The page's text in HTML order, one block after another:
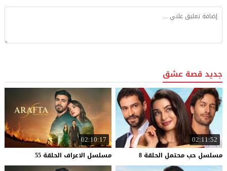
جديد قصة عشق
02:11:52
مسلسل حب محتمل الحلقة 8
02:10:17
مسلسل الاعراف الحلقة 55